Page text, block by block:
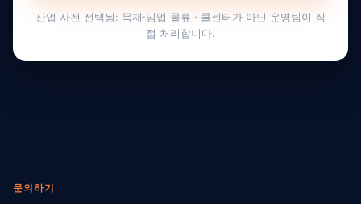
산업 사전 선택됨: 목재·임업 물류 · 콜센터가 아닌 운영팀이 직
접 처리합니다.
문의하기